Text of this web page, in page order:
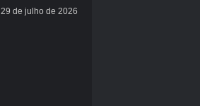
Souls, Core Blindado